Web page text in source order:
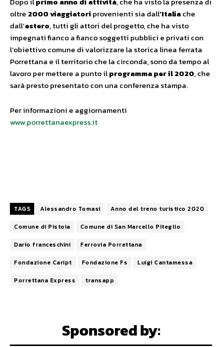
oltre 2000 viaggiatori provenienti sia dall’Italiache
dall’estero, tutti gli attori del progetto, che ha visto
impegnati fianco a fianco soggetti pubblici e privati con
l’obiettivo comune di valorizzare la storica linea ferrata
Porrettana e il territorio che la circonda, sono da tempo al
lavoro per mettere a punto ilprogramma per il 2020, che
sarà presto presentato con una conferenza stampa.
Per informazioni e aggiornamenti
www.porrettanaexpress.it
TAGS Alessandro Tomasi
Anno del treno turistico 2020
Comune di Pistoia
Comune di San Marcello Piteglio
Dario franceschini
Ferrovia Porrettana
Fondazione Caript
Fondazione Fs
Luigi Cantamessa
Porrettana Express
transapp
Sponsored by: